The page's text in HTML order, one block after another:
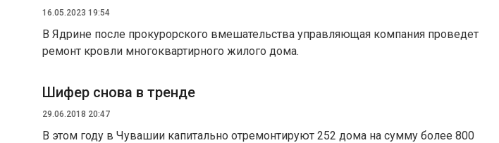
16.05.2023 19:54
В Ядрине после прокурорского вмешательства управляющая компания проведет
ремонт кровли многоквартирного жилого дома.
Шифер снова в тренде
29.06.2018 20:47
В этом году в Чувашии капитально отремонтируют 252 дома на сумму более 800